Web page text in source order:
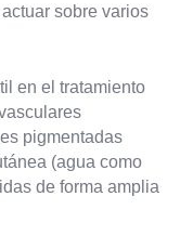
sobre varios
en el tratamiento
pigmentadas
(agua como
de forma amplia